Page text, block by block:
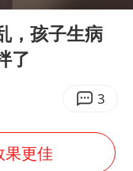
帮谁
2026》歌王
岁山NPC成功
，孩子生病
了
3
果更佳